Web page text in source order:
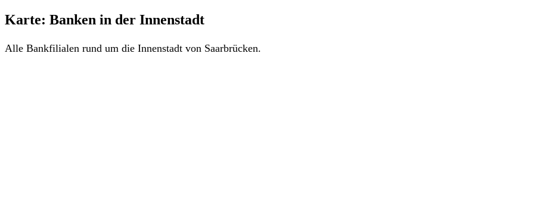
Karte: Banken in der Innenstadt
Alle Bankfilialen rund um die Innenstadt von Saarbrücken.